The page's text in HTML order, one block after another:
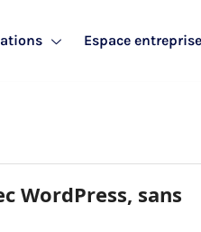
Espace entreprise
WordPress, sans